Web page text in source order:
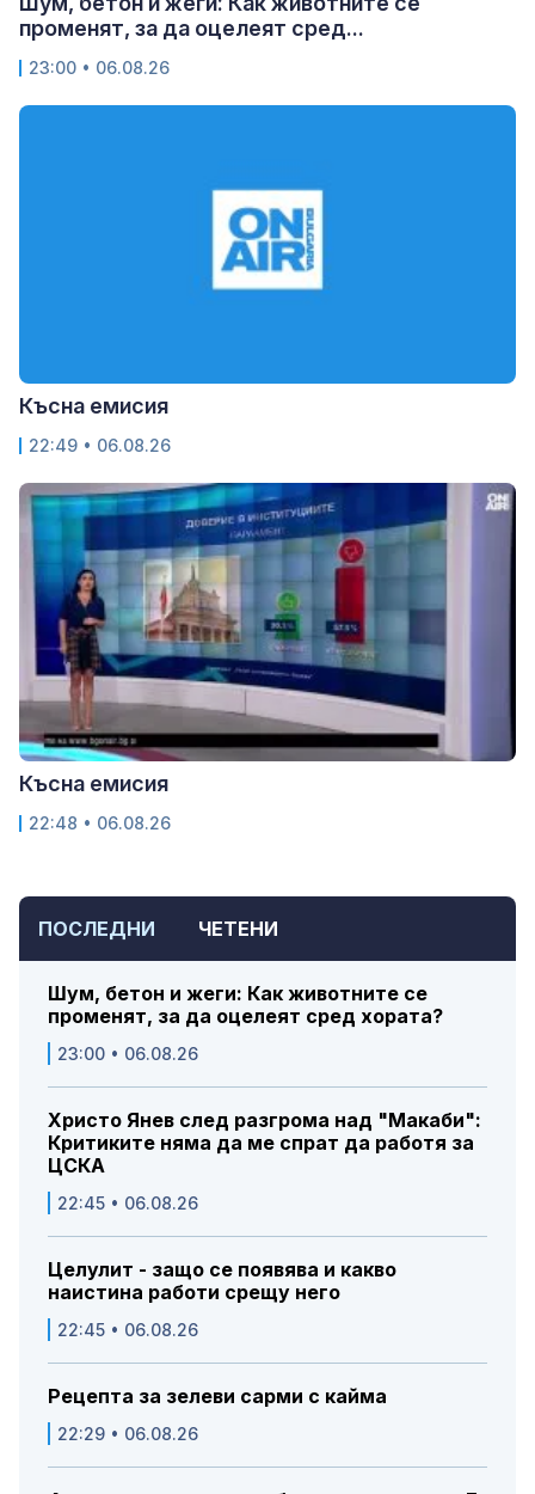
ПОСЛЕДНИ ЧЕТЕНИ
Шум, бетон и жеги: Как животните се
променят, за да оцелеят сред хората?
23:00 • 06.08.26
Христо Янев след разгрома над "Макаби":
Критиките няма да ме спрат да работя за
ЦСКА
22:45 • 06.08.26
Целулит - защо се появява и какво
наистина работи срещу него
22:45 • 06.08.26
Рецепта за зелеви сарми с кайма
22:29 • 06.08.26
променят, за да оцелеят сред...
23:00 • 06.08.26
Късна емисия
22:49 • 06.08.26
Късна емисия
22:48 • 06.08.26